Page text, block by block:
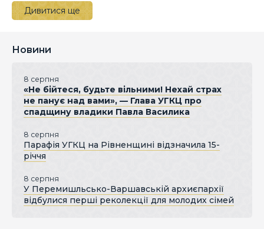
Дивитися ще
Новини
8 серпня
«Не бійтеся, будьте вільними! Нехай страх
не панує над вами», — Глава УГКЦ про
спадщину владики Павла Василика
8 серпня
Парафія УГКЦ на Рівненщині відзначила 15-
річчя
8 серпня
У Перемишльсько-Варшавській архиєпархії
відбулися перші реколекції для молодих сімей